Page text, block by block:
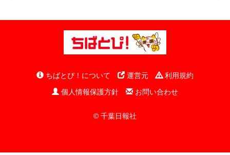
ちばとぴ！について 運営元
利用規約
個人情報保護方針
お問い合わせ
© 千葉日報社